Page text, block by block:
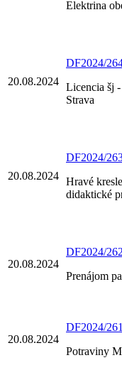
Elektrina
20.08.2024
DF2024/
Licencia šj -
Strava
20.08.2024
DF2024/
Hravé
didaktické
20.08.2024
DF2024/262
Prenájom
20.08.2024
DF2024/261
Potraviny